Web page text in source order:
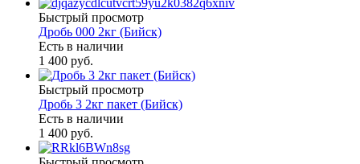
Быстрый просмотр
Дробь 000 2кг (Бийск)
Есть в наличии
1 400 руб.
Быстрый просмотр
Дробь 3 2кг пакет (Бийск)
Есть в наличии
1 400 руб.